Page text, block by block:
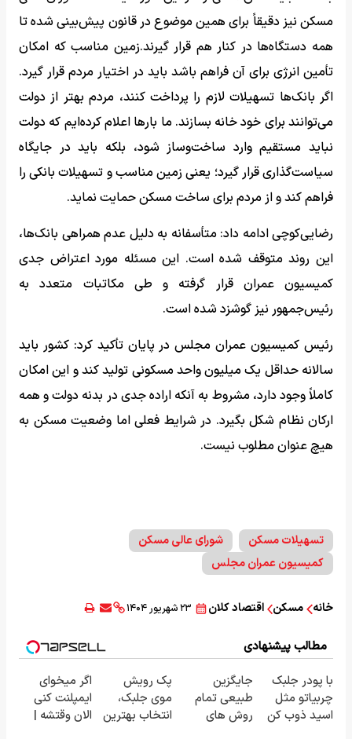
مسکن نیز دقیقاً برای همین موضوع در قانون پیش‌بینی شده تا
همه دستگاه‌ها در کنار هم قرار گیرند.زمین مناسب که امکان
تأمین انرژی برای آن فراهم باشد باید در اختیار مردم قرار گیرد.
اگر بانک‌ها تسهیلات لازم را پرداخت کنند، مردم بهتر از دولت
می‌توانند برای خود خانه بسازند. ما بارها اعلام کرده‌ایم که دولت
نباید مستقیم وارد ساخت‌وساز شود، بلکه باید در جایگاه
سیاست‌گذاری قرار گیرد؛ یعنی زمین مناسب و تسهیلات بانکی را
فراهم کند و از مردم برای ساخت مسکن حمایت نماید.
رضایی‌کوچی ادامه داد: متأسفانه به دلیل عدم همراهی بانک‌ها،
این روند متوقف شده است. این مسئله مورد اعتراض جدی
کمیسیون عمران قرار گرفته و طی مکاتبات متعدد به
رئیس‌جمهور نیز گوشزد شده است.
رئیس کمیسیون عمران مجلس در پایان تأکید کرد: کشور باید
سالانه حداقل یک میلیون واحد مسکونی تولید کند و این امکان
کاملاً وجود دارد، مشروط به آنکه اراده جدی در بدنه دولت و همه
ارکان نظام شکل بگیرد. در شرایط فعلی اما وضعیت مسکن به
هیچ عنوان مطلوب نیست.
تسهیلات مسکن
شورای عالی مسکن
کمیسیون عمران مجلس
خانه مسکن اقتصاد کلان ۲۳ شهریور ۱۴۰۴
مطالب پیشنهادی
با پودر جلبک
چربیاتو مثل
اسید ذوب کن
جایگزین
طبیعی تمام
روش های
پک رویش
موی جلبک،
انتخاب بهترین
اگر میخوای
ایمپلنت کنی
الان وقتشه |